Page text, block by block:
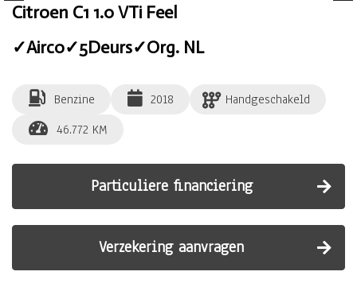
Citroen C1 1.0 VTi Feel
✓Airco✓5Deurs✓Org. NL
Benzine 2018
Handgeschakeld
46.772 KM
Particuliere financiering
Verzekering aanvragen